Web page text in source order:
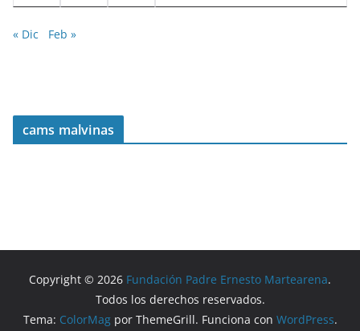
« Dic Feb »
cams malvinas
Copyright © 2026 Fundación Padre Ernesto Martearena.
Todos los derechos reservados.
Tema: ColorMagpor ThemeGrill. Funciona con WordPress.